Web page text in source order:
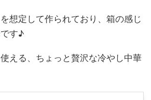
想定して作られており、箱の感じ
す♪
える、ちょっと贅沢な冷やし中華